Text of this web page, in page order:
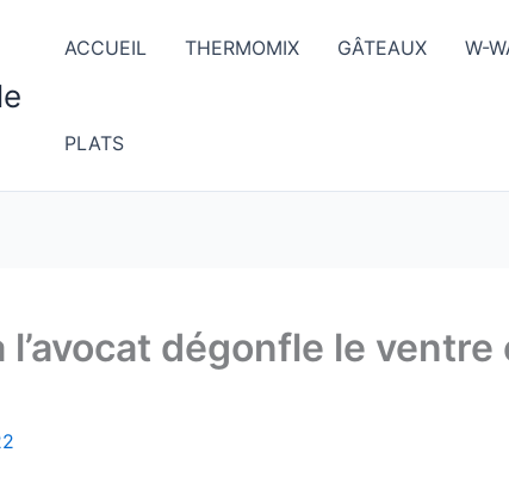
ACCUEIL THERMOMIX GÂTEAUX W-
PLATS
dégonfle le